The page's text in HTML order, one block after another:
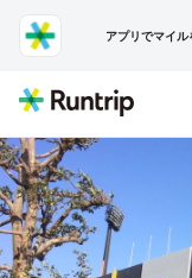
アプリでマイル